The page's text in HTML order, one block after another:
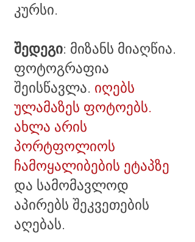
კურსი.
შედეგი: მიზანს მიაღწია.
ფოტოგრაფია
შეისწავლა. იღებს
ულამაზეს ფოტოებს.
ახლა არის
პორტფოლიოს
ჩამოყალიბების ეტაპზე
და სამომავლოდ
აპირებს შეკვეთების
აღებას.